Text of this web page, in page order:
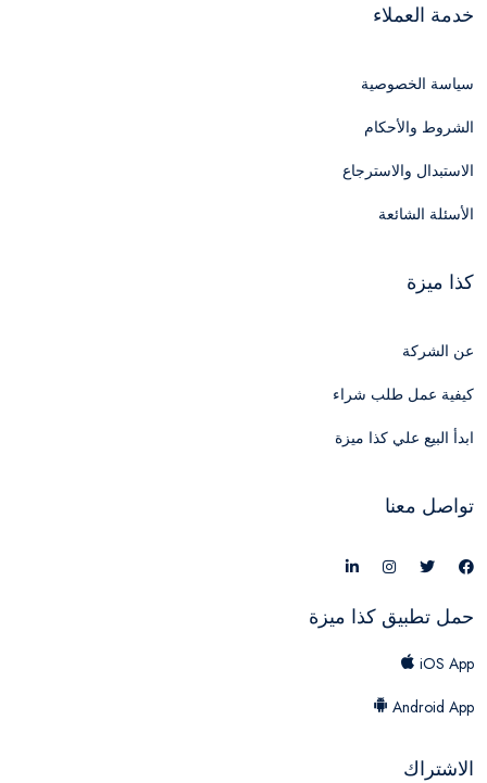
خدمة العملاء
سياسة الخصوصية
الشروط والأحكام
الاستبدال والاسترجاع
الأسئلة الشائعة
كذا ميزة
عن الشركة
كيفية عمل طلب شراء
ابدأ البيع علي كذا ميزة
تواصل معنا
حمل تطبيق كذا ميزة
iOS App
Android App
الاشتراك